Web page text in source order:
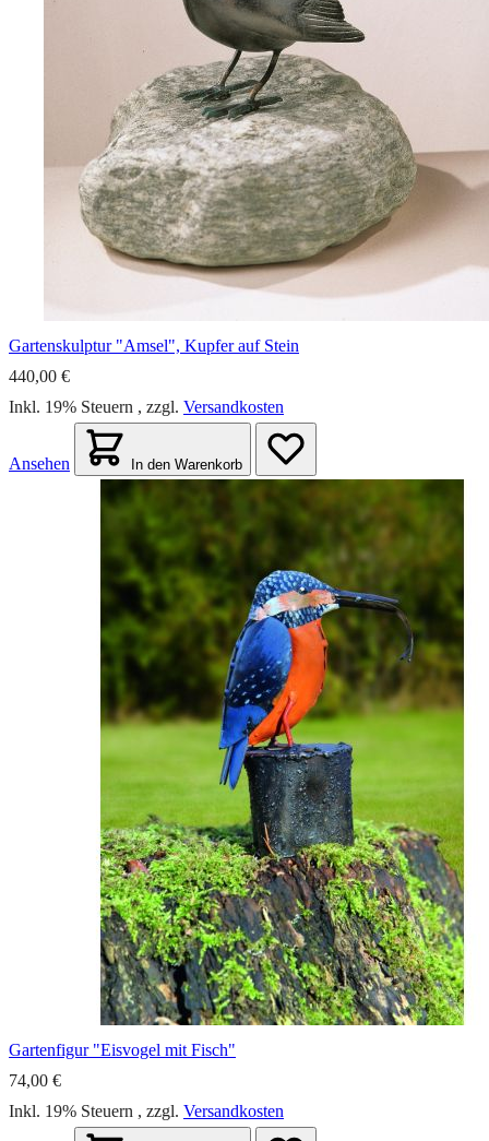
Gartenskulptur "Amsel", Kupfer auf Stein
440,00 €
Inkl. 19% Steuern , zzgl. Versandkosten
Ansehen In den Warenkorb
Gartenfigur "Eisvogel mit Fisch"
74,00 €
Inkl. 19% Steuern , zzgl. Versandkosten